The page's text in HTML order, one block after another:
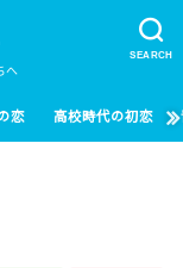
SEARCH
へ
恋 高校時代の初恋